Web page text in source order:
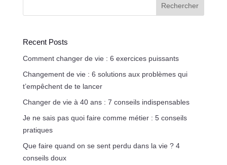
Rechercher
Recent Posts
Comment changer de vie : 6 exercices puissants
Changement de vie : 6 solutions aux problèmes qui
t’empêchent de te lancer
Changer de vie à 40 ans : 7 conseils indispensables
Je ne sais pas quoi faire comme métier : 5 conseils
pratiques
Que faire quand on se sent perdu dans la vie ? 4
conseils doux